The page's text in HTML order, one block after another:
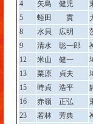
4 矢島 健児
5
蛭田 貢
8
水貝 広明
9
清水 聡一郎
12
米山 健一
13
栗原 貞夫
15
時貞 浩平
16
赤嶺 正弘
23
若林 芳典